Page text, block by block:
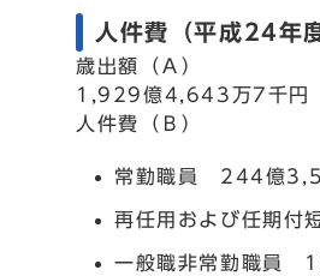
人件費（平成24年
歳出額（Ａ）
1,929億4,643万7千円
人件費（Ｂ）
常勤職員 244億
再任用および任期
一般職非常勤職員